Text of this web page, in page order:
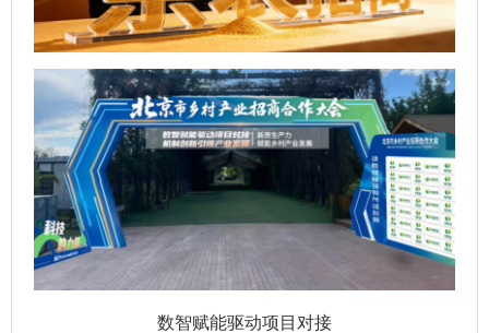
数智赋能驱动项目对接